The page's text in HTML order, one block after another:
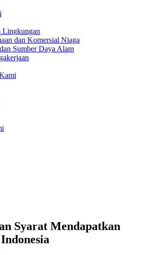
Lingkungan
dan Komersial Niaga
Sumber Daya Alam
Syarat Mendapatkan